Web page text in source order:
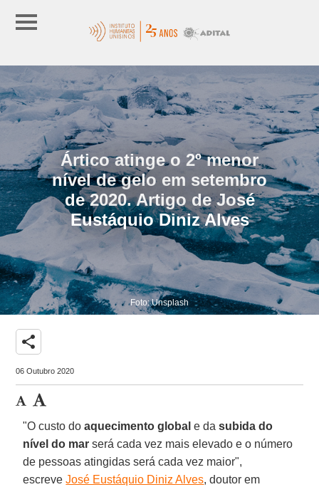
Ártico atinge o 2º menor
nível de gelo em setembro
de 2020. Artigo de José
Eustáquio Diniz Alves
Foto: Unsplash
share
06 Outubro 2020
"O custo doaquecimento global e dasubida do
nível do mar será cada vez mais elevado e o número
de pessoas atingidas será cada vez maior",
escreveJosé Eustáquio Diniz Alves, doutor em